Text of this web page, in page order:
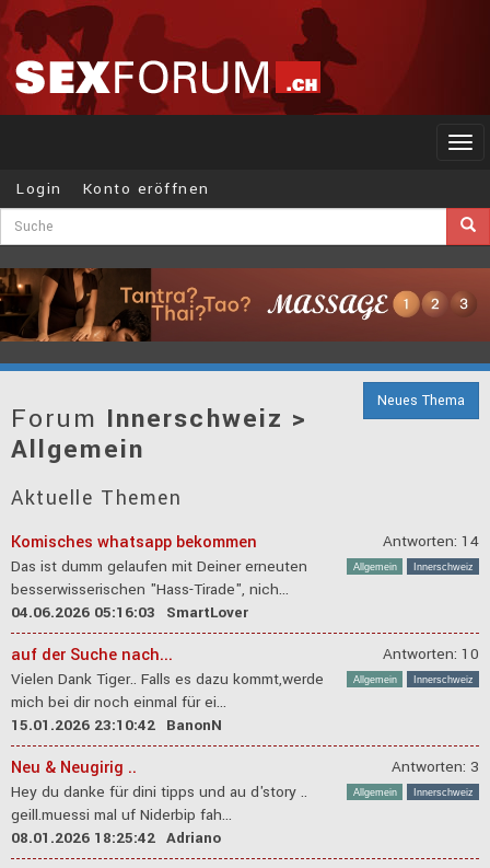
Login
Konto eröffnen
Neues Thema
Forum Innerschweiz >
Allgemein
Aktuelle Themen
Antworten: 14
Allgemein Innerschweiz
Komisches whatsapp bekommen
Das ist dumm gelaufen mit Deiner erneuten
besserwisserischen "Hass-Tirade", nich...
04.06.2026 05:16:03
SmartLover
Antworten: 10
Allgemein Innerschweiz
auf der Suche nach...
Vielen Dank Tiger.. Falls es dazu kommt,werde
mich bei dir noch einmal für ei...
15.01.2026 23:10:42 BanonN
Antworten: 3
Allgemein Innerschweiz
Neu & Neugirig ..
Hey du danke für dini tipps und au d'story ..
geill.muessi mal uf Niderbip fah...
08.01.2026 18:25:42 Adriano